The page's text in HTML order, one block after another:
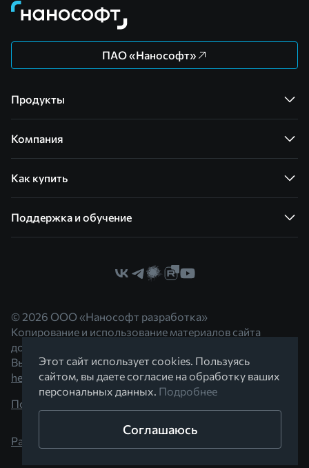
ПАО «Нанософт»
Продукты
Компания
Как купить
Поддержка и обучение
© 2026 ООО «Нанософт разработка»
Копирование и использование материалов сайта
допускается с согласия правообладателя.
Вы можете обратиться к нам по адресу
hello@nanocad.ru
Политика конфиденциальности
Разработано в Braind
Этот сайт использует cookies. Пользуясь
сайтом, вы даете согласие на обработку ваших
персональных данных. Подробнее
Соглашаюсь